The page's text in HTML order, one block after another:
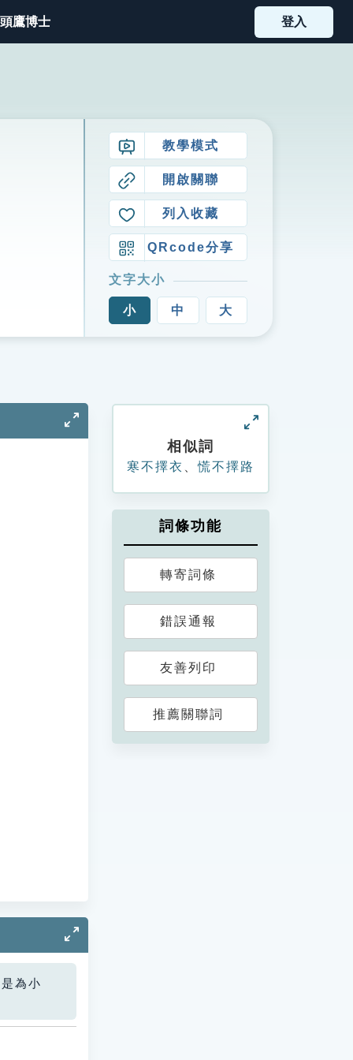
鷹博士 登入
教學模式
開啟關聯
列入收藏
QRcode分享
文字大小
小 中 大
為小
相似詞
寒不擇衣 、慌不擇路
詞條功能
轉寄詞條
錯誤通報
友善列印
推薦關聯詞